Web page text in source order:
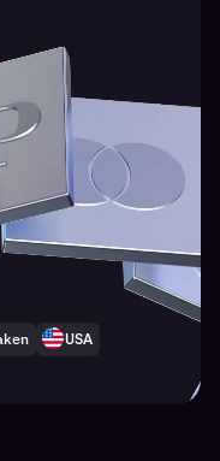
USA